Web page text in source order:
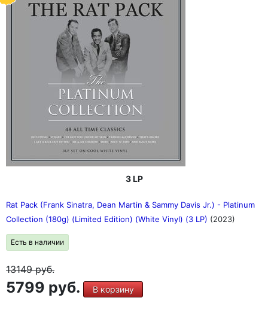
3 LP
Rat Pack (Frank Sinatra, Dean Martin & Sammy Davis Jr.) - Platinum
Collection (180g) (Limited Edition) (White Vinyl) (3 LP) (2023)
Есть в наличии
13149руб.
5799 руб. В корзину